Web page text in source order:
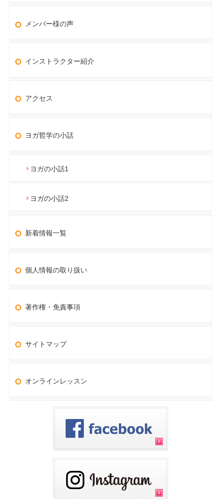
メンバー様の声
インストラクター紹介
アクセス
ヨガ哲学の小話
ヨガの小話1
ヨガの小話2
新着情報一覧
個人情報の取り扱い
著作権・免責事項
サイトマップ
オンラインレッスン